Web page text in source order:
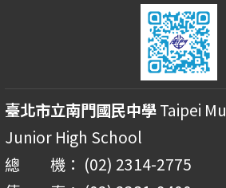
臺北市立南門國民中學Taipei
Junior High School
總 機： (02) 2314-2775